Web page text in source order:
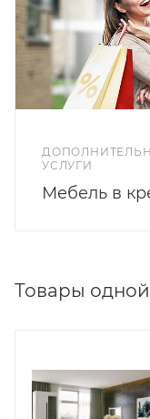
УСЛУГИ
Мебель в
Товары